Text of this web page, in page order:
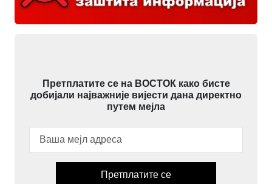
Претплатите се на ВОСТОК како бисте
добијали најважније вијести дана директно
путем мејла
Претплатите се